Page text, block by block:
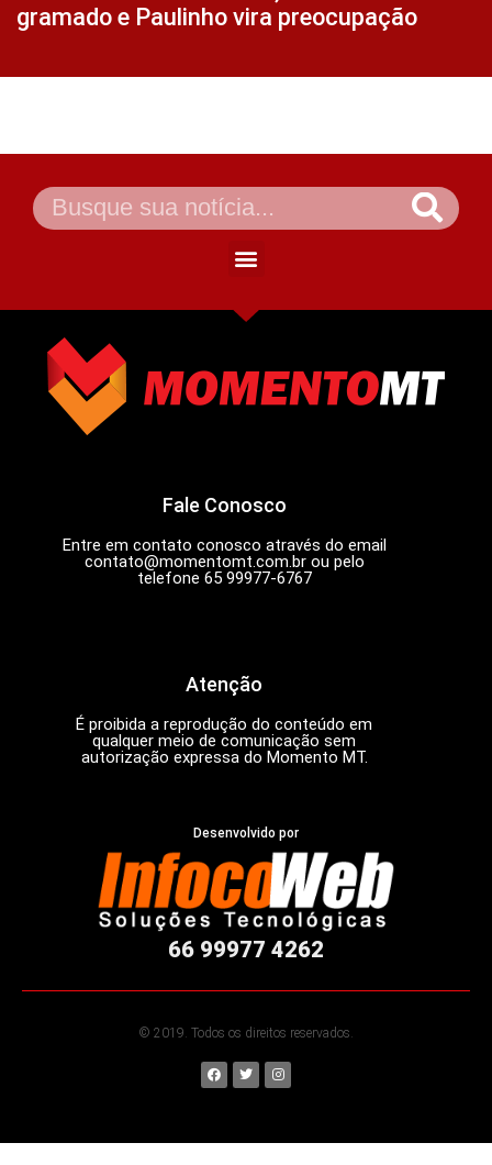
gramado e Paulinho vira preocupação
Fale Conosco
Entre em contato conosco através do email
contato@momentomt.com.brou pelo
telefone 65 99977-6767
Atenção
É proibida a reprodução do conteúdo em
qualquer meio de comunicação sem
autorização expressa do Momento MT.
Desenvolvido por
66 99977 4262
© 2019. Todos os direitos reservados.